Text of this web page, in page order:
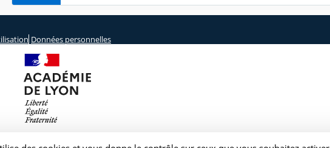
Données personnelles